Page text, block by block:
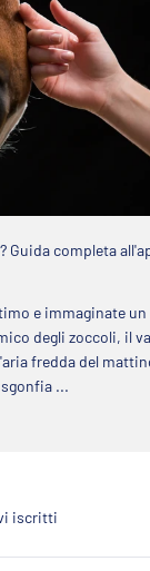
Guida completa
e immaginate un
degli zoccoli, il
fredda del
...
iscritti